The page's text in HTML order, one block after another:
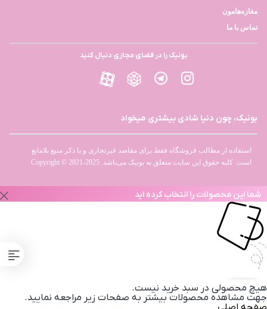
مغازه‌هامون
تماس با ما
بونیک را در فضای مجازی دنبال کنید
بونیک، چون دنیا شادی بیشتری میخواد
استفاده از مطالب فروشگاه فقط برای مقاصد غیرتجاری و با ذکر منبع بلامانع
است. کلیه حقوق این سایت متعلق به بونیک می‌باشد. Copyright © 2021-2025
شما این محصولات را انتخاب کرده اید
هیچ محصولی در سبد خرید نیست.
جهت مشاهده محصولات بیشتر به صفحات زیر مراجعه نمایید.